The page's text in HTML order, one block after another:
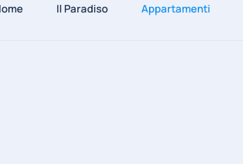
Il Paradiso Appartamenti